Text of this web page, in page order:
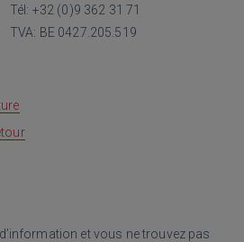
Tél: +32 (0)9 362 31 71
TVA: BE 0427.205.519
et vous ne trouvez pas